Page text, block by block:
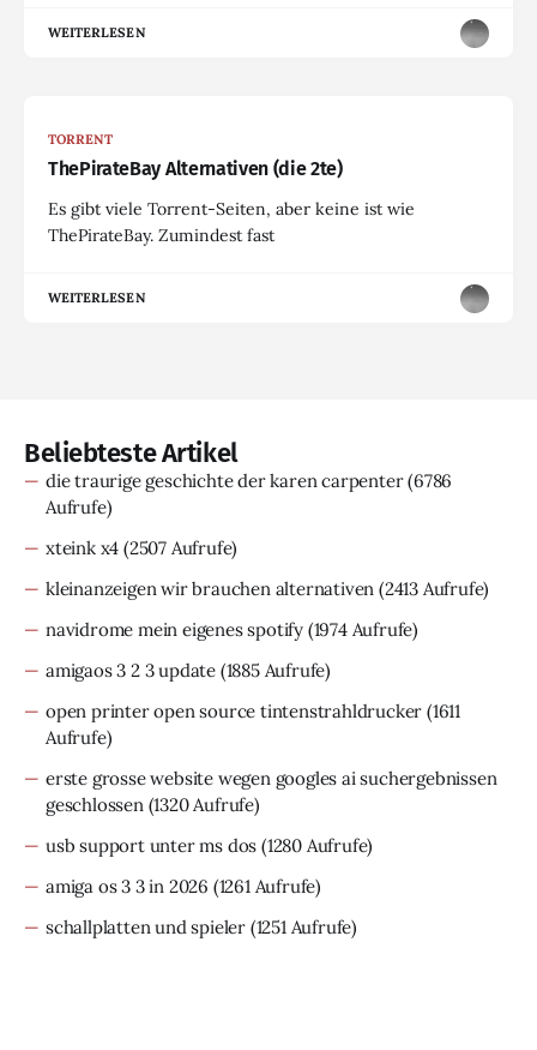
WEITERLESEN
TORRENT
ThePirateBay Alternativen (die 2te)
Es gibt viele Torrent-Seiten, aber keine ist wie
ThePirateBay. Zumindest fast
WEITERLESEN
Beliebteste Artikel
die traurige geschichte der karen carpenter(6786
Aufrufe)
xteink x4 (2507 Aufrufe)
kleinanzeigen wir brauchen alternativen (2413 Aufrufe)
navidrome mein eigenes spotify (1974 Aufrufe)
amigaos 3 2 3 update (1885 Aufrufe)
open printer open source tintenstrahldrucker (1611
Aufrufe)
erste grosse website wegen googles ai suchergebnissen
geschlossen(1320 Aufrufe)
usb support unter ms dos (1280 Aufrufe)
amiga os 3 3 in 2026 (1261 Aufrufe)
schallplatten und spieler (1251 Aufrufe)